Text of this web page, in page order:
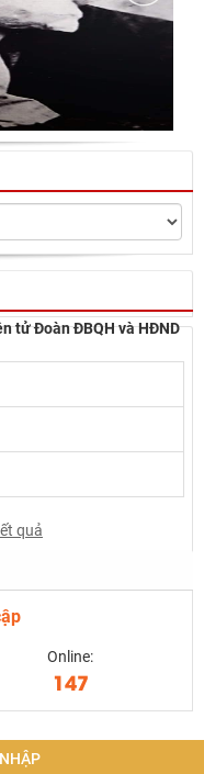
tử Đoàn ĐBQH và HĐND
quả
Online:
147